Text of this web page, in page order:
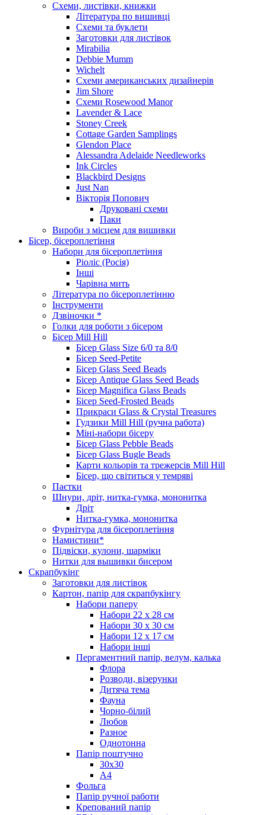
Схеми, листівки, книжки
Література по вишивці
Схеми та буклети
Заготовки для листівок
Mirabilia
Debbie Mumm
Wichelt
Схеми американських дизайнерів
Jim Shore
Cхеми Rosewood Manor
Lavender & Lace
Stoney Creek
Cottage Garden Samplings
Glendon Place
Alessandra Adelaide Needleworks
Ink Circles
Blackbird Designs
Just Nan
Вікторія Попович
Друковані схеми
Паки
Вироби з місцем для вишивки
Бісер, бісероплетіння
Набори для бісероплетіння
Ріоліс (Росія)
Інші
Чарівна мить
Література по бісероплетінню
Інструменти
Дзвіночки *
Голки для роботи з бісером
Бісер Mill Hill
Бісер Glass Size 6/0 та 8/0
Бісер Seed-Petite
Бісер Glass Seed Beads
Бісер Antique Glass Seed Beads
Бісер Magnifica Glass Beads
Бісер Seed-Frosted Beads
Прикраси Glass & Crystal Treasures
Гудзики Mill Hill (ручна работа)
Міні-набори бісеру
Бісер Glass Pebble Beads
Бісер Glass Bugle Beads
Карти кольорів та трежерсів Mill Hill
Бісер, що світиться у темряві
Паєтки
Шнури, дріт, нитка-гумка, мононитка
Дріт
Нитка-гумка, мононитка
Фурнітура для бісероплетіння
Намистини*
Підвіски, кулони, шарміки
Нитки для вышивки бисером
Скрапбукінг
Заготовки для листівок
Картон, папір для скрапбукінгу
Набори паперу
Набори 22 х 28 см
Набори 30 х 30 см
Набори 12 х 17 см
Набори інші
Пергаментний папір, велум, калька
Флора
Розводи, візерунки
Дитяча тема
Фауна
Чорно-білий
Любов
Разное
Однотонна
Папір поштучно
30х30
А4
Фольга
Папір ручної работи
Крепований папір